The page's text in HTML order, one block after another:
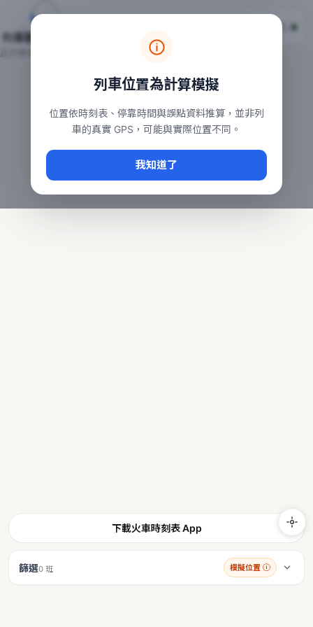
台鐵列車即時位置地圖
本頁顯示目前全台鐵運行中的列車位置，涵蓋自強、普悠瑪、
常用查詢：
、台中車站即時動態
台鐵即時動態
下載火車時刻表 App
篩選0 班 模擬位置 ⓘ
列車位置為計算模擬
位置依時刻表、停靠時間與誤點資料推算，並非列
車的真實 GPS，可能與實際位置不同。
我知道了
列車動態載入中…